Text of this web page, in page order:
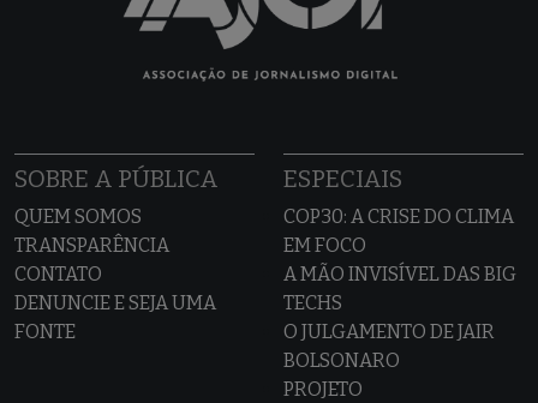
SOBRE A PÚBLICA
QUEM SOMOS
TRANSPARÊNCIA
CONTATO
DENUNCIE E SEJA UMA
FONTE
ESPECIAIS
COP30: A CRISE DO CLIMA
EM FOCO
A MÃO INVISÍVEL DAS BIG
TECHS
O JULGAMENTO DE JAIR
BOLSONARO
PROJETO